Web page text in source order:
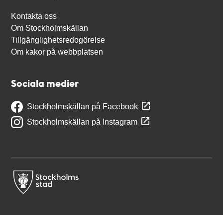
Kontakta oss
Om Stockholmskällan
Tillgänglighetsredogörelse
Om kakor på webbplatsen
Sociala medier
Stockholmskällan på Facebook
Stockholmskällan på Instagram